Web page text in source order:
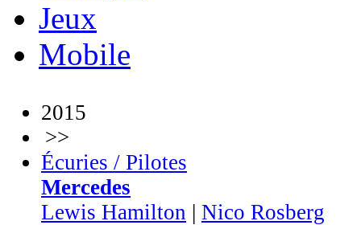
Jeux
Mobile
2015
>>
Écuries / Pilotes
Mercedes
Lewis Hamilton | Nico Rosberg